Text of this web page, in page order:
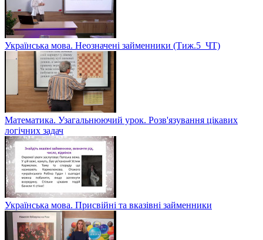
Українська мова. Неозначені займенники (Тиж.5_ЧТ)
Математика. Узагальнюючий урок. Розв'язування цікавих
логічних задач
Українська мова. Присвійні та вказівні займенники